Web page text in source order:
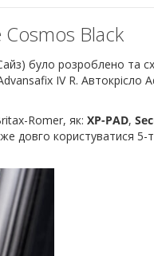
Black
було розроблено та
IV R. Автокрісло
Romer, як: XP-PAD,
довго користуватися